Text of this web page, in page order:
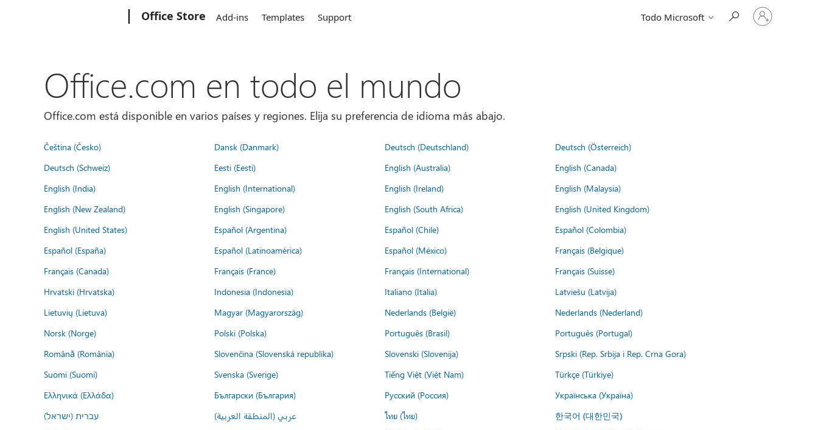
Office Store Add-ins Templates Support Todo Microsoft
Iniciar
sesión
Office.com en todo el mundo
Office.com está disponible en varios países y regiones. Elija su preferencia de idioma más abajo.
Čeština (Česko) Dansk (Danmark) Deutsch (Deutschland)
Deutsch (Österreich)
Deutsch (Schweiz)
Eesti (Eesti) English (Australia)
English (Canada)
English (India)
English (International) English (Ireland)
English (Malaysia)
English (New Zealand)
English (Singapore) English (South Africa)
English (United Kingdom)
English (United States)
Español (Argentina) Español (Chile)
Español (Colombia)
Español (España)
Español (Latinoamérica) Español (México)
Français (Belgique)
Français (Canada)
Français (France) Français (International)
Français (Suisse)
Hrvatski (Hrvatska)
Indonesia (Indonesia) Italiano (Italia)
Latviešu (Latvija)
Lietuvių (Lietuva)
Magyar (Magyarország) Nederlands (België)
Nederlands (Nederland)
Norsk (Norge)
Polski (Polska) Português (Brasil)
Português (Portugal)
Română (România)
Slovenčina (Slovenská republika) Slovenski (Slovenija)
Srpski (Rep. Srbija i Rep. Crna Gora)
Suomi (Suomi)
Svenska (Sverige) Tiếng Việt (Việt Nam)
Türkçe (Türkiye)
Ελληνικά (Ελλάδα)
Български (България) Русский (Россия)
Українська (Україна)
עברית (ישראל)
عربي (المنطقة العربية) ไทย (ไทย) 한국어 (대한민국)